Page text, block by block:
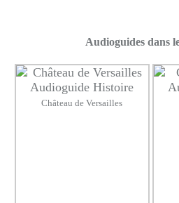
Audioguides dans
Château de Versailles